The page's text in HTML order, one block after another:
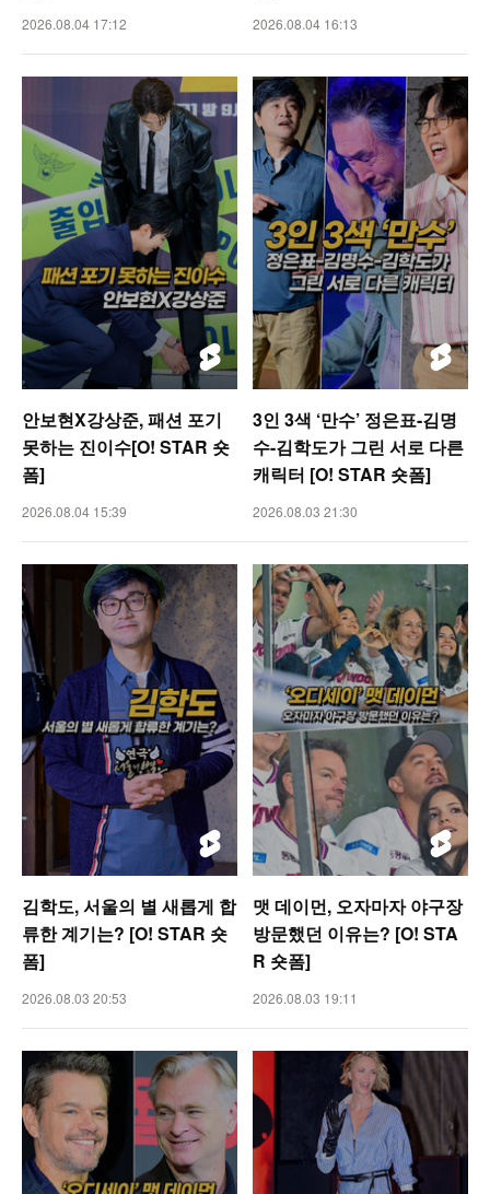
2026.08.04 17:12 2026.08.04 16:13
안보현X강상준, 패션 포기
못하는 진이수[O! STAR 숏
폼]
2026.08.04 15:39
3인 3색 ‘만수’ 정은표-김명
수-김학도가 그린 서로 다른
캐릭터 [O! STAR 숏폼]
2026.08.03 21:30
김학도, 서울의 별 새롭게 합
류한 계기는? [O! STAR 숏
폼]
2026.08.03 20:53
맷 데이먼, 오자마자 야구장
방문했던 이유는? [O! STA
R 숏폼]
2026.08.03 19:11